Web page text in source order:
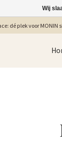
dé plek voor
Wij